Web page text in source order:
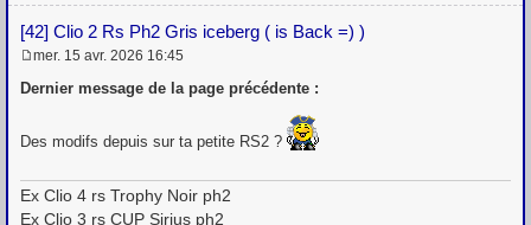
[42] Clio 2 Rs Ph2 Gris iceberg ( is Back =) )
e
a
g
mer. 15 avr. 2026 16:45
Dernier message de la page précédente :
Des modifs depuis sur ta petite RS2 ?
Ex Clio 4 rs Trophy Noir ph2
Ex Clio 3 rs CUP Sirius ph2